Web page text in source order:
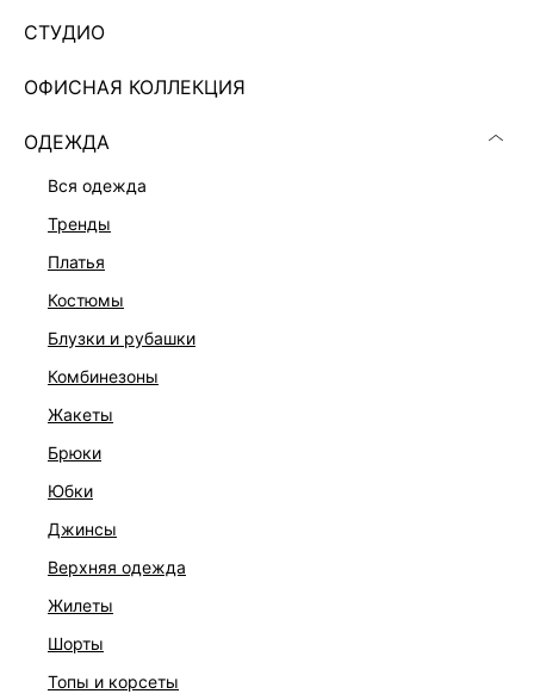
СТУДИО
ОФИСНАЯ КОЛЛЕКЦИЯ
ОДЕЖДА
вся одежда
тренды
платья
костюмы
блузки и рубашки
комбинезоны
жакеты
брюки
юбки
джинсы
верхняя одежда
жилеты
шорты
топы и корсеты
9 999 ₽-74%